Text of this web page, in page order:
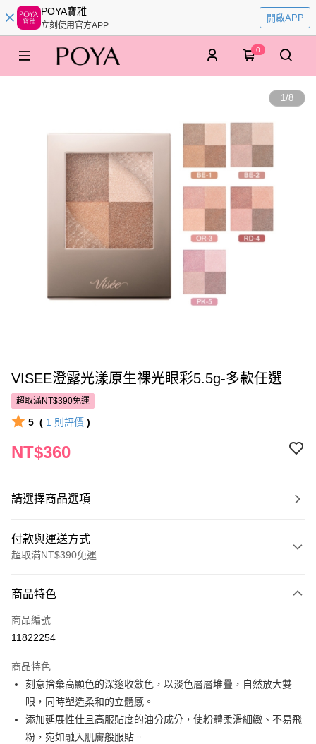
POYA寶雅
立刻使用官方APP
開啟APP
0
1/8
VISEE澄露光漾原生裸光眼彩5.5g-多款任選
超取滿NT$390免運
5 ( 1 則評價 )
NT$360
請選擇商品選項
付款與運送方式
超取滿NT$390免運
POYA支付
信用卡一次付款
LINE Pay
Apple Pay
街口支付
商品特色
商品編號
11822254
商品特色
刻意捨棄高顯色的深邃收斂色，以淡色層層堆疊，自然放大雙
眼，同時塑造柔和的立體感。
添加延展性佳且高服貼度的油分成分，使粉體柔滑細緻、不易飛
粉，宛如融入肌膚般服貼。